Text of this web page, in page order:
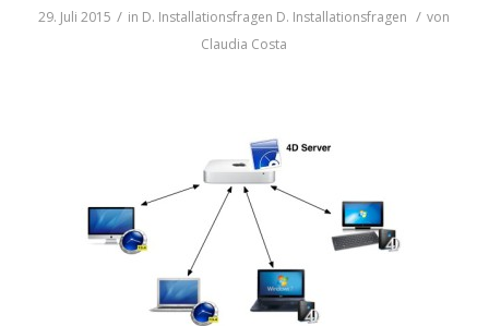
29. Juli 2015 / in D. Installationsfragen D. Installationsfragen / von
Claudia Costa